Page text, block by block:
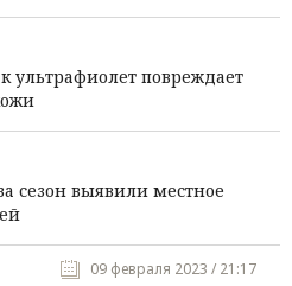
ультрафиолет повреждает
сезон выявили местное
09 февраля 2023 / 21:17